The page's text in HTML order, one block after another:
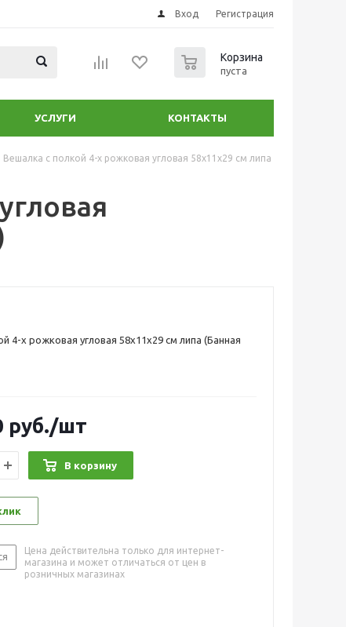
Вход Регистрация
Корзина
пуста
УСЛУГИ КОНТАКТЫ
Вешалка с полкой 4-х рожковая угловая 58x11x29 см липа
4-х рожковая угловая 58x11x29 см липа (Банная
руб./шт
В корзину
Цена действительна только для интернет-
магазина и может отличаться от цен в
розничных магазинах